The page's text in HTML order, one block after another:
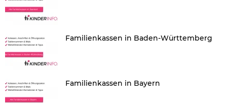
Familienkassen in Baden-Württemberg
Familienkassen in Bayern